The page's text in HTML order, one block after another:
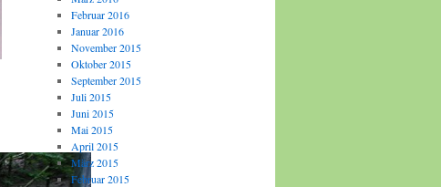
Februar 2016
Januar 2016
November 2015
Oktober 2015
September 2015
Juli 2015
Juni 2015
Mai 2015
April 2015
März 2015
Februar 2015